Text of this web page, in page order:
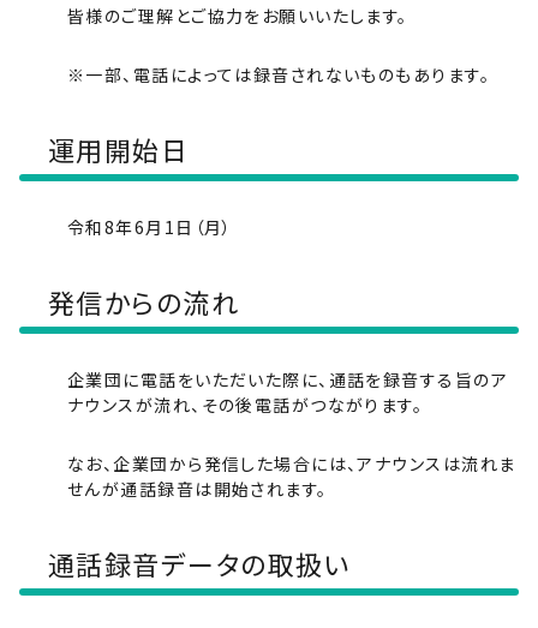
皆様のご理解とご協力をお願いいたします。
※一部、電話によっては録音されないものもあります。
運用開始日
令和8年6月1日（月）
発信からの流れ
企業団に電話をいただいた際に、通話を録音する旨のア
ナウンスが流れ、その後電話がつながります。
なお、企業団から発信した場合には、アナウンスは流れま
せんが通話録音は開始されます。
通話録音データの取扱い